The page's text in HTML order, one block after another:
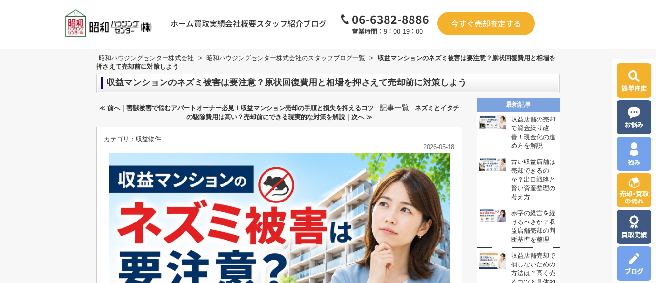
ホーム買取実績会社概要スタッフ紹介ブログ 06-6382-8886
営業時間：9：00-19：00
今すぐ売却査定する
昭和ハウジングセンター株式会社 > 昭和ハウジングセンター株式会社のスタッフブログ一覧 >
収益マンションのネズミ被害は要注意？原状回復費用と相場を
押さえて売却前に対策しよう
収益マンションのネズミ被害は要注意？原状回復費用と相場を押さえて売却前に対策しよう
≪ 前へ｜害獣被害で悩むアパートオーナー必見！収益マンション売却の手順と損失を抑えるコツ 記事一覧
ネズミとイタチ
の駆除費用は高い？売却前にできる現実的な対策を解説｜次へ ≫
カテゴリ： 収益物件
2026-05-18
最新記事
収益店舗の売却
で資金繰り改
善！現金化の進
め方を解説
古い収益店舗は
売却できるの
か？出口戦略と
賢い資産整理の
考え方
赤字の経営を続
けるべきか？収
益店舗売却の判
断基準を整理
収益店舗売却で
損しないための
方法は？高く売